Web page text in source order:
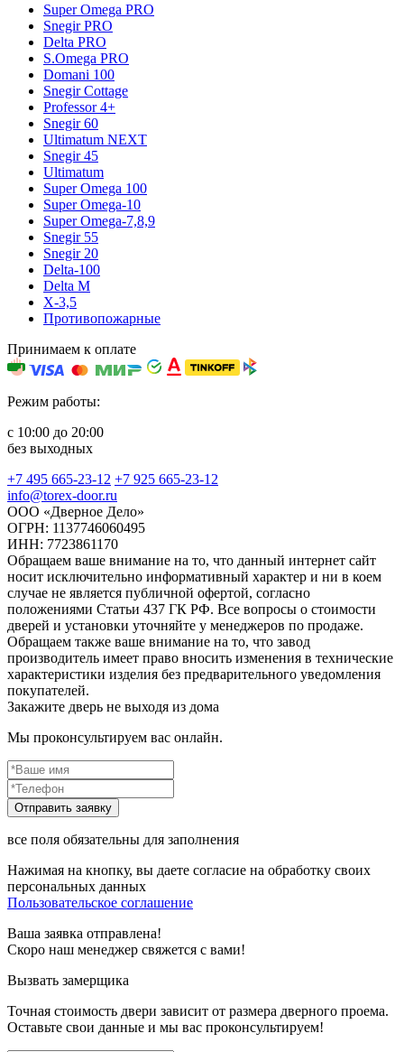
Super Omega PRO
Snegir PRO
Delta PRO
S.Omega PRO
Domani 100
Snegir Cottage
Professor 4+
Snegir 60
Ultimatum NEXT
Snegir 45
Ultimatum
Super Omega 100
Super Omega-10
Super Omega-7,8,9
Snegir 55
Snegir 20
Delta-100
Delta M
X-3,5
Противопожарные
Принимаем к оплате
Режим работы:
с 10:00 до 20:00
без выходных
+7 495 665-23-12 +7 925 665-23-12
info@torex-door.ru
ООО «Дверное Дело»
ОГРН: 1137746060495
ИНН: 7723861170
Обращаем ваше внимание на то, что данный интернет сайт
носит исключительно информативный характер и ни в коем
случае не является публичной офертой, согласно
положениями Статьи 437 ГК РФ. Все вопросы о стоимости
дверей и установки уточняйте у менеджеров по продаже.
Обращаем также ваше внимание на то, что завод
производитель имеет право вносить изменения в технические
характеристики изделия без предварительного уведомления
покупателей.
Закажите дверь не выходя из дома
Мы проконсультируем вас онлайн.
все поля обязательны для заполнения
Нажимая на кнопку, вы даете согласие на обработку своих
персональных данных
Пользовательское соглашение
Ваша заявка отправлена!
Скоро наш менеджер свяжется с вами!
Вызвать замерщика
Точная стоимость двери зависит от размера дверного проема.
Оставьте свои данные и мы вас проконсультируем!